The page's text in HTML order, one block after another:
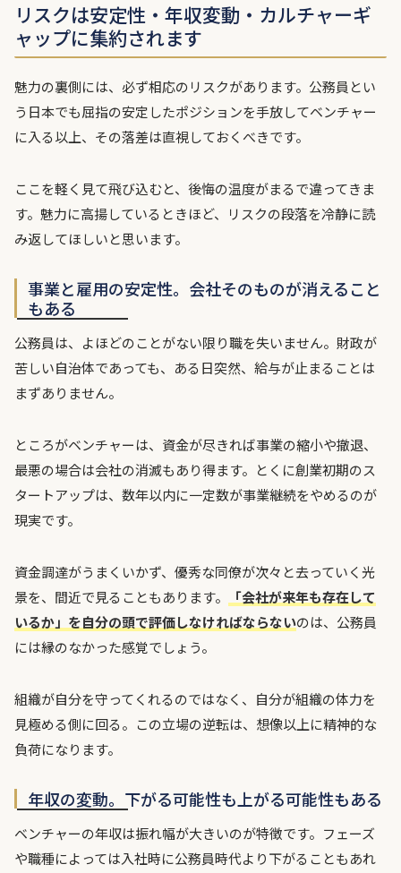
リスクは安定性・年収変動・カルチャーギ
ャップに集約されます
魅力の裏側には、必ず相応のリスクがあります。公務員とい
う日本でも屈指の安定したポジションを手放してベンチャー
に入る以上、その落差は直視しておくべきです。
ここを軽く見て飛び込むと、後悔の温度がまるで違ってきま
す。魅力に高揚しているときほど、リスクの段落を冷静に読
み返してほしいと思います。
事業と雇用の安定性。会社そのものが消えること
もある
公務員は、よほどのことがない限り職を失いません。財政が
苦しい自治体であっても、ある日突然、給与が止まることは
まずありません。
ところがベンチャーは、資金が尽きれば事業の縮小や撤退、
最悪の場合は会社の消滅もあり得ます。とくに創業初期のス
タートアップは、数年以内に一定数が事業継続をやめるのが
現実です。
資金調達がうまくいかず、優秀な同僚が次々と去っていく光
景を、間近で見ることもあります。
「会社が来年も存在して
いるか」を自分の頭で評価しなければならないのは、公務員
には縁のなかった感覚でしょう。
組織が自分を守ってくれるのではなく、自分が組織の体力を
見極める側に回る。この立場の逆転は、想像以上に精神的な
負荷になります。
年収の変動。下がる可能性も上がる可能性もある
ベンチャーの年収は振れ幅が大きいのが特徴です。フェーズ
や職種によっては入社時に公務員時代より下がることもあれ